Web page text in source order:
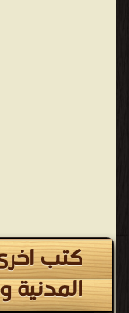
كتب
المدنية